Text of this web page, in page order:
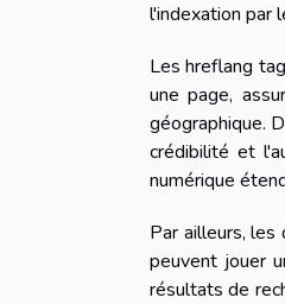
l'indexation par
Les hreflang
une page,
géographique.
crédibilité et
numérique
Par ailleurs, les
peuvent jouer
résultats de